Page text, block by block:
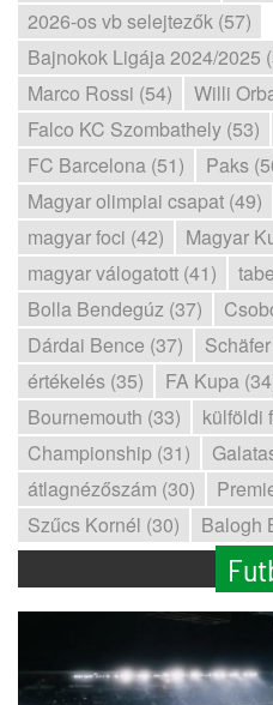
2026-os vb selejtezők (57)
Bajnokok Ligája 2024/2025
Marco Rossi (54)
Willi
Falco KC Szombathely (53)
FC Barcelona (51)
Paks
Magyar olimpiai csapat (49)
magyar foci (42)
Magyar
magyar válogatott (41)
Bolla Bendegúz (37)
Dárdai Bence (37)
értékelés (35)
FA Kupa
Bournemouth (33)
külföldi
Championship (31)
átlagnézőszám (30)
Szűcs Kornél (30)
Balogh